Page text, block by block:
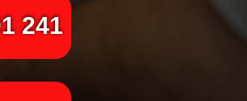
241